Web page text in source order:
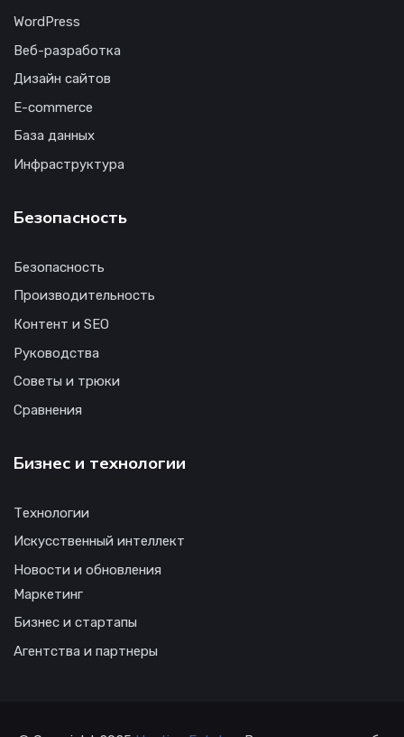
WordPress
Веб-разработка
Дизайн сайтов
E-commerce
База данных
Инфраструктура
Безопасность
Безопасность
Производительность
Контент и SEO
Руководства
Советы и трюки
Сравнения
Бизнес и технологии
Технологии
Искусственный интеллект
Новости и обновления
Маркетинг
Бизнес и стартапы
Агентства и партнеры